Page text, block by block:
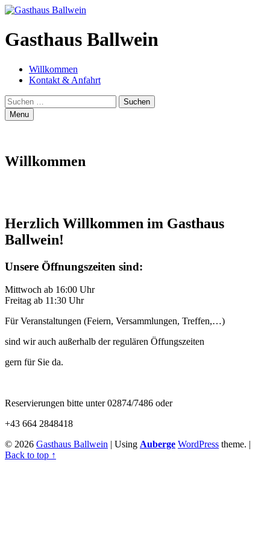
Gasthaus Ballwein
Primary
Menu
Willkommen
Kontakt & Anfahrt
Search
Suchen
nach:
Menu
banner
Willkommen
Herzlich Willkommen im Gasthaus
Ballwein!
Footer
sidebar
Unsere Öffnungszeiten sind:
Mittwoch ab 16:00 Uhr
Freitag ab 11:30 Uhr
Für Veranstaltungen (Feiern, Versammlungen, Treffen,…)
sind wir auch außerhalb der regulären Öffungszeiten
gern für Sie da.
Reservierungen bitte unter 02874/7486 oder
+43 664 2848418
© 2026 Gasthaus Ballwein | Using Auberge WordPress theme. |
Back to top ↑